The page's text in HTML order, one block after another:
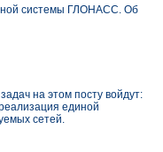
системы ГЛОНАСС. Об
на этом посту войдут:
единой
сетей.